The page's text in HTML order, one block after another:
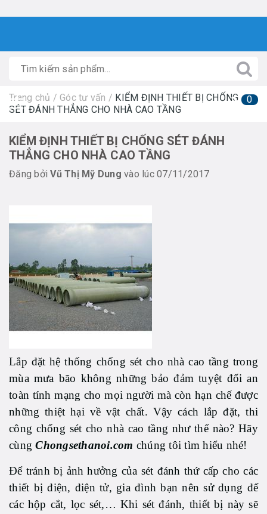
0
Trang chủ / Góc tư vấn / KIỂM ĐỊNH THIẾT BỊ CHỐNG
SÉT ĐÁNH THẲNG CHO NHÀ CAO TẦNG
KIỂM ĐỊNH THIẾT BỊ CHỐNG SÉT ĐÁNH
THẲNG CHO NHÀ CAO TẦNG
Đăng bởiVũ Thị Mỹ Dung vào lúc 07/11/2017
Lắp đặt hệ thống chống sét cho nhà cao tầng trong
mùa mưa bão không những bảo đảm tuyệt đối an
toàn tính mạng cho mọi người mà còn hạn chế được
những thiệt hại về vật chất. Vậy cách lắp đặt, thi
công chống sét cho nhà cao tầng như thế nào? Hãy
cùngChongsethanoi.com chúng tôi tìm hiểu nhé!
Để tránh bị ảnh hưởng của sét đánh thứ cấp cho các
thiết bị điện, điện tử, gia đình bạn nên sử dụng đế
các hộp cắt, lọc sét,… Khi sét đánh, thiết bị này sẽ